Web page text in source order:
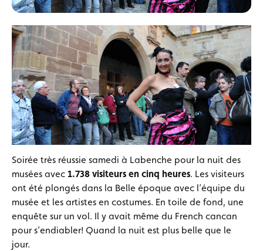
Soirée très réussie samedi à Labenche pour la nuit des
musées avec 1.738 visiteurs en cinq heures. Les visiteurs
ont été plongés dans la Belle époque avec l’équipe du
musée et les artistes en costumes. En toile de fond, une
enquête sur un vol. Il y avait même du French cancan
pour s’endiabler! Quand la nuit est plus belle que le
jour.